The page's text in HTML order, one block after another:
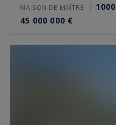
MAISON DE MAÎTRE 1000
45 000 000 €